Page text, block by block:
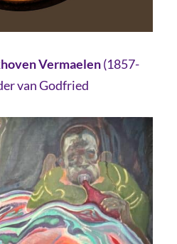
Vermaelen(1857-
van Godfried